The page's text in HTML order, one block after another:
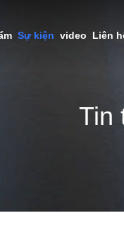
Sự kiện video Liên
Tin